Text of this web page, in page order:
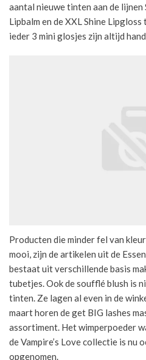
aantal nieuwe tinten aan de
Lipbalm en de XXL Shine
ieder 3 mini glosjes zijn altijd
Producten die minder fel van
mooi, zijn de artikelen uit de
bestaat uit verschillende basis
tubetjes. Ook de soufflé blush is
tinten. Ze lagen al even in de
maart horen de get BIG lashes
assortiment. Het wimperpoeder
de Vampire’s Love collectie is nu
opgenomen.